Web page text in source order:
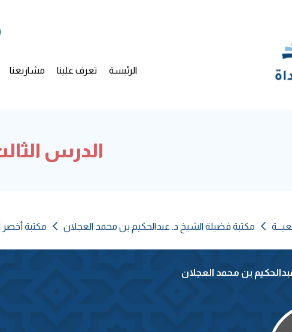
الرئيسة تعرف علينا مشاريعنا
الدرس
مكتبة فضيلة الشيخ د. عبدالحكيم بن محمد العجلان مكتبة أخصر
بن محمد العجلان